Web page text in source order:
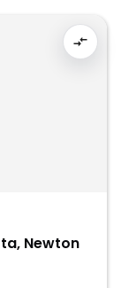
Newton